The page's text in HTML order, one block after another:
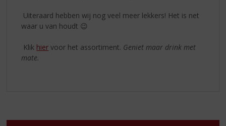
Uiteraard hebben wij nog veel meer lekkers! Het is net
waar u van houdt 😉
Klik hier voor het assortiment. Geniet maar drink met
mate.